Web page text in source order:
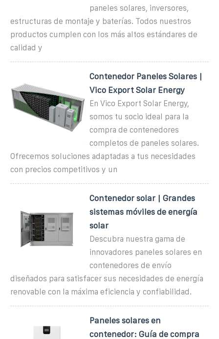
paneles solares, inversores,
estructuras de montaje y baterías. Todos nuestros
productos cumplen con los más altos estándares de
calidad y
Contenedor Paneles Solares |
Vico Export Solar Energy
En Vico Export Solar Energy,
somos tu socio ideal para la
compra de contenedores
completos de paneles solares.
Ofrecemos soluciones adaptadas a tus necesidades
con precios competitivos y un
Contenedor solar | Grandes
sistemas móviles de energía
solar
Descubra nuestra gama de
innovadores paneles solares en
contenedores de envío
diseñados para satisfacer sus necesidades de energía
renovable con la máxima eficiencia y confiabilidad.
Paneles solares en
contenedor: Guía de compra